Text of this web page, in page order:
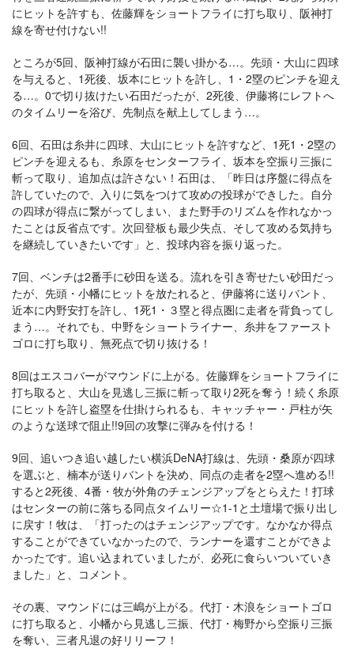
にヒットを許すも、佐藤輝をショートフライに打ち取り、阪神打
線を寄せ付けない!!
ところが5回、阪神打線が石田に襲い掛かる…。先頭・大山に四球
を与えると、1死後、坂本にヒットを許し、1・2塁のピンチを迎え
る…。0で切り抜けたい石田だったが、2死後、伊藤将にレフトへ
のタイムリーを浴び、先制点を献上してしまう…。
6回、石田は糸井に四球、大山にヒットを許すなど、1死1・2塁の
ピンチを迎えるも、糸原をセンターフライ、坂本を空振り三振に
斬って取り、追加点は許さない！石田は、「昨日は序盤に得点を
許していたので、入りに気をつけて攻めの投球ができした。自分
の四球が得点に繋がってしまい、また野手のリズムを作れなかっ
たことは反省点です。次回登板も最少失点、そして攻める気持ち
を継続していきたいです」と、投球内容を振り返った。
7回、ベンチは2番手に砂田を送る。流れを引き寄せたい砂田だっ
たが、先頭・小幡にヒットを放たれると、伊藤将に送りバント、
近本に内野安打を許し、1死1・３塁と得点圏に走者を背負ってし
まう…。それでも、中野をショートライナー、糸井をファースト
ゴロに打ち取り、無死点で切り抜ける！
8回はエスコバーがマウンドに上がる。佐藤輝をショートフライに
打ち取ると、大山を見逃し三振に斬って取り2死を奪う！続く糸原
にヒットを許し盗塁を仕掛けられるも、キャッチャー・戸柱が矢
のような送球で阻止!!9回の攻撃に弾みを付ける！
9回、追いつき追い越したい横浜DeNA打線は、先頭・桑原が四球
を選ぶと、楠本が送りバントを決め、同点の走者を2塁へ進める!!
すると2死後、4番・牧が外角のチェンジアップをとらえた！打球
はセンターの前に落ちる同点タイムリー☆1-1と土壇場で振り出し
に戻す！牧は、「打ったのはチェンジアップです。なかなか得点
することができていなかったので、ランナーを還すことができよ
かったです。追い込まれていましたが、必死に食らいついていき
ました」と、コメント。
その裏、マウンドには三嶋が上がる。代打・木浪をショートゴロ
に打ち取ると、小幡から見逃し三振、代打・梅野から空振り三振
を奪い、三者凡退の好リリーフ！